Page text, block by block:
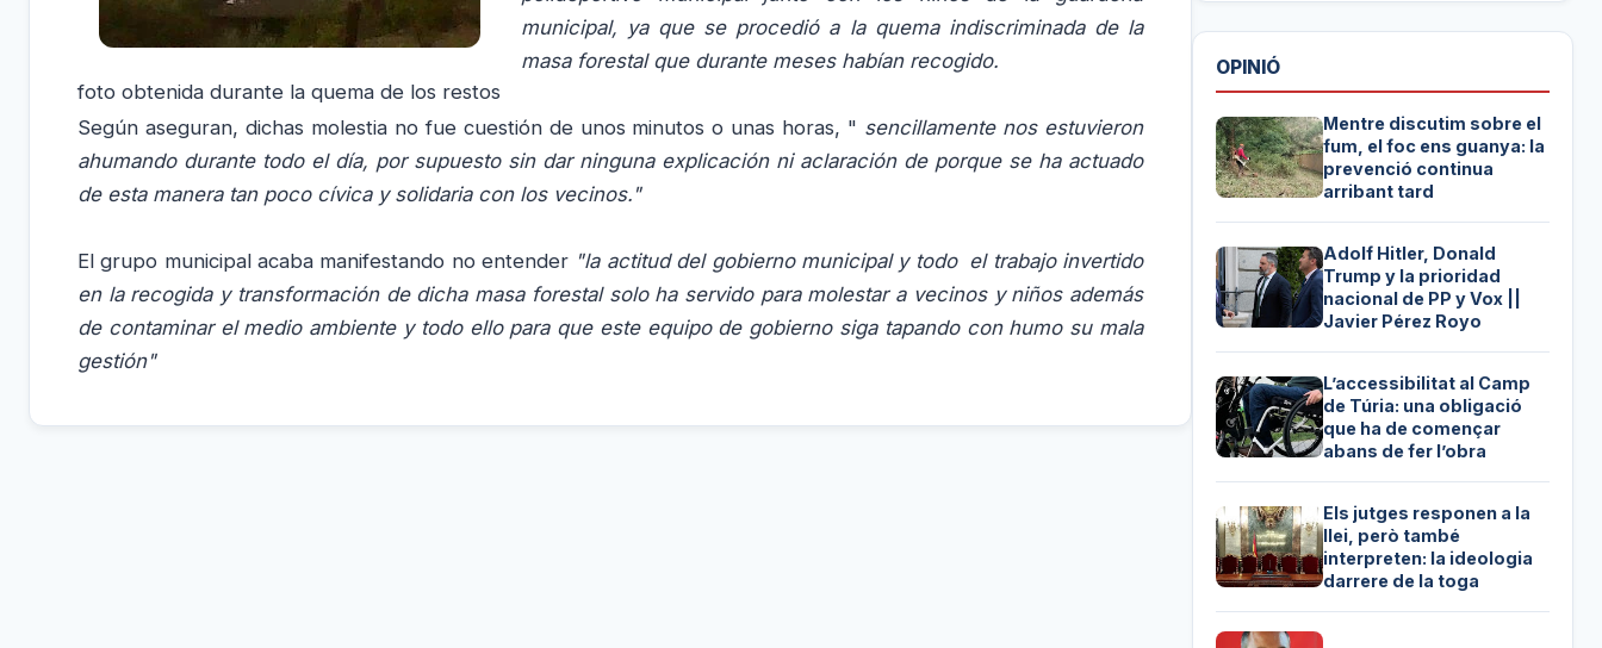
foto obtenida durante la quema de los restos
municipal, ya que se procedió a la quema indiscriminada de la
masa forestal que durante meses habían recogido.
Según aseguran, dichas molestia no fue cuestión de unos minutos o unas horas, " sencillamente nos estuvieron
ahumando durante todo el día, por supuesto sin dar ninguna explicación ni aclaración de porque se ha actuado
de esta manera tan poco cívica y solidaria con los vecinos."
El grupo municipal acaba manifestando no entender "la actitud del gobierno municipal y todo el trabajo invertido
en la recogida y transformación de dicha masa forestal solo ha servido para molestar a vecinos y niños además
de contaminar el medio ambiente y todo ello para que este equipo de gobierno siga tapando con humo su mala
gestión"
OPINIÓ
Mentre discutim sobre el
fum, el foc ens guanya: la
prevenció continua
arribant tard
Adolf Hitler, Donald
Trump y la prioridad
nacional de PP y Vox ||
Javier Pérez Royo
L’accessibilitat al Camp
de Túria: una obligació
que ha de començar
abans de fer l’obra
Els jutges responen a la
llei, però també
interpreten: la ideologia
darrere de la toga